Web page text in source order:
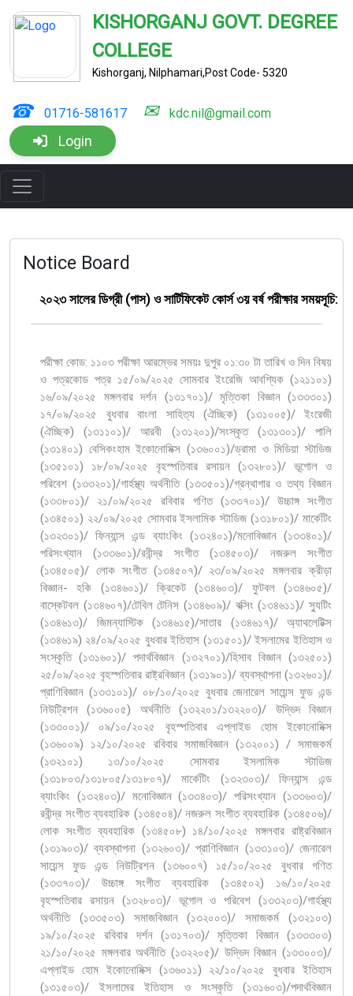
KISHORGANJ GOVT. DEGREE
COLLEGE
Kishorganj, Nilphamari,Post Code- 5320
☎ 01716-581617 ✉ kdc.nil@gmail.com
Login
Notice Board
২০২৩ সালের ডিগ্রী (পাস) ও সার্টিফিকেট কোর্স ৩য় বর্ষ পরীক্ষার সময়সূচি:
পরীক্ষা কোড: ১১০৩ পরীক্ষা আরম্ভের সময়ঃ দুপুর ০১:৩০ টা তারিখ ও দিন বিষয়
ও পত্রকোড পত্র ১৫/০৯/২০২৫ সোমবার ইংরেজি আবশ্যিক (১২১১০১)
১৬/০৯/২০২৫ মঙ্গলবার দর্শন (১৩১৭০১)/ মৃত্তিকা বিজ্ঞান (১৩৩৩০১)
১৭/০৯/২০২৫ বুধবার বাংলা সাহিত্য (ঐচ্ছিক) (১৩১০০৫)/ ইংরেজী
(ঐচ্ছিক) (১৩১১০১)/ আরবী (১৩১২০১)/সংস্কৃত (১৩১৩০১)/ পালি
(১৩১৪০১) বেসিকংহাম ইকোনোমিক্স (১৩৬০০১)/ড্রামা ও মিডিয়া স্টাডিজ
(১৩৫১০১) ১৮/০৯/২০২৫ বৃহস্পতিবার রসায়ন (১৩২৮০১)/ ভূগোল ও
পরিবেশ (১৩৩২০১)/গার্হস্থ্য অর্থনীতি (১৩৩৫০১)/গ্রন্থাগার ও তথ্য বিজ্ঞান
(১৩৩৮০১)/ ২১/০৯/২০২৫ রবিবার গণিত (১৩৩৭০১)/ উচ্চাঙ্গ সংগীত
(১৩৪৫০১) ২২/০৯/২০২৫ সোমবার ইসলামিক স্টাডিজ (১৩১৮০১)/ মার্কেটিং
(১৩২৩০১)/ ফিন্যান্স এন্ড ব্যাংকিং (১৩২৪০১)/মনোবিজ্ঞান (১৩৩৪০১)/
পরিসংখ্যান (১৩৩৬০১)/রবীন্দ্র সংগীত (১৩৪৫০৩)/ নজরুল সংগীত
(১৩৪৫০৫)/ লোক সংগীত (১৩৪৫০৭)/ ২৩/০৯/২০২৫ মঙ্গলবার ক্রীড়া
বিজ্ঞান- হকি (১৩৪৬০১)/ ক্রিকেট (১৩৪৬০৩)/ ফুটবল (১৩৪৬০৫)/
বাস্কেটবল (১৩৪৬০৭)/টেবিল টেনিস (১৩৪৬০৯)/ বক্সিং (১৩৪৬১১)/ স্যুটিং
(১৩৪৬১৩)/ জিমন্যাস্টিক (১৩৪৬১৫)/সাতার (১৩৪৬১৭)/ অ্যাথলেটিক্স
(১৩৪৬১৯) ২৪/০৯/২০২৫ বুধবার ইতিহাস (১৩১৫০১)/ ইসলামের ইতিহাস ও
সংস্কৃতি (১৩১৬০১)/ পদার্থবিজ্ঞান (১৩২৭০১)/হিসাব বিজ্ঞান (১৩২৫০১)
২৫/০৯/২০২৫ বৃহস্পতিবার রাষ্ট্রবিজ্ঞান (১৩১৯০১)/ ব্যবস্থাপনা (১৩২৬০১)/
প্রাণিবিজ্ঞান (১৩৩১০১)/ ০৮/১০/২০২৫ বুধবার জেনারেল সায়েন্স ফুড এন্ড
নিউট্রিশন (১৩৬০০৫) অর্থনীতি (১৩২২০১/১৩২২০৩)/ উদ্ভিদ বিজ্ঞান
(১৩৩০০১)/ ০৯/১০/২০২৫ বৃহস্পতিবার এপ্লাইড হোম ইকোনোমিক্স
(১৩৬০০৯) ১২/১০/২০২৫ রবিবার সমাজবিজ্ঞান (১৩২০০১) / সমাজকর্ম
(১৩২১০১) ১৩/১০/২০২৫ সোমবার ইসলামিক স্টাডিজ
(১৩১৮০৩/১৩১৮০৫/১৩১৮০৭)/ মার্কেটিং (১৩২৩০৩)/ ফিন্যান্স এন্ড
ব্যাংকিং (১৩২৪০৩)/ মনোবিজ্ঞান (১৩৩৪০৩)/ পরিসংখ্যান (১৩৩৬০৩)/
রবীন্দ্র সংগীত ব্যবহারিক (১৩৪৫০৪)/ নজরুল সংগীত ব্যবহারিক (১৩৪৫০৬)/
লোক সংগীত ব্যবহারিক (১৩৪৫০৮) ১৪/১০/২০২৫ মঙ্গলবার রাষ্ট্রবিজ্ঞান
(১৩১৯০৩)/ ব্যবস্থাপনা (১৩২৬০৩)/ প্রাণিবিজ্ঞান (১৩৩১০৩)/ জেনারেল
সায়েন্স ফুড এন্ড নিউট্রিশন (১৩৬০০৭) ১৫/১০/২০২৫ বুধবার গণিত
(১৩৩৭০৩)/ উচ্চাঙ্গ সংগীত ব্যবহারিক (১৩৪৫০২) ১৬/১০/২০২৫
বৃহস্পতিবার রসায়ন (১৩২৮০৩)/ ভূগোল ও পরিবেশ (১৩৩২০৩)/গার্হস্থ্য
অর্থনীতি (১৩৩৫০৩) সমাজবিজ্ঞান (১৩২০০৩)/ সমাজকর্ম (১৩২১০৩)
১৯/১০/২০২৫ রবিবার দর্শন (১৩১৭০৩)/ মৃত্তিকা বিজ্ঞান (১৩৩৩০৩)
২১/১০/২০২৫ মঙ্গলবার অর্থনীতি (১৩২২০৫)/ উদ্ভিদ বিজ্ঞান (১৩৩০০৩)/
এপ্লাইড হোম ইকোনোমিক্স (১৩৬০১১) ২২/১০/২০২৫ বুধবার ইতিহাস
(১৩১৫০৩)/ ইসলামের ইতিহাস ও সংস্কৃতি (১৩১৬০৩)/পদার্থবিজ্ঞান